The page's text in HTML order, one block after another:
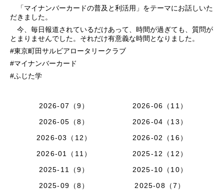
「マイナンバーカードの普及と利活用」をテーマにお話しいた
だきました。
今、毎日報道されているだけあって、時間が過ぎても、質問が
とまりませんでした。それだけ有意義な時間となりました。
#東京町田サルビアロータリークラブ
#マイナンバーカード
#ふじた学
2026-07（9）
2026-06（11）
2026-05（8）
2026-04（13）
2026-03（12）
2026-02（16）
2026-01（11）
2025-12（12）
2025-11（9）
2025-10（10）
2025-09（8）
2025-08（7）